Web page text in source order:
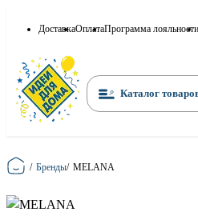
ДоставкаОплатаПрограмма лояльности
Каталог
Главная
/ Бренды/ MELANA